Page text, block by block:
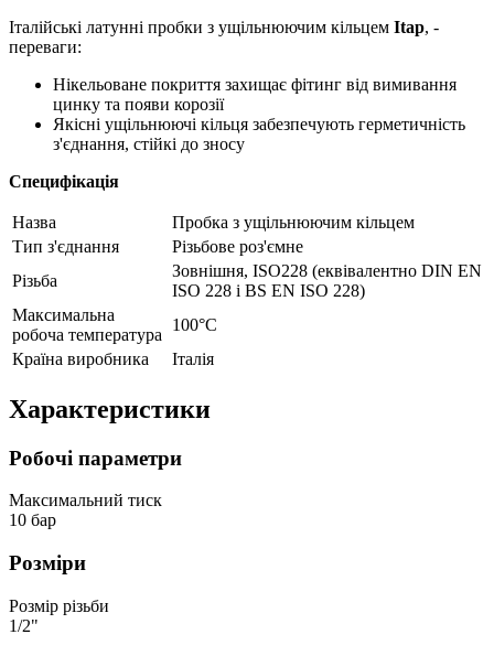
Італійські латунні пробки з ущільнюючим кільцем Itap, -
переваги:
Нікельоване покриття захищає фітинг від вимивання
цинку та появи корозії
Якісні ущільнюючі кільця забезпечують герметичність
з'єднання, стійкі до зносу
Специфікація
Назва
Пробка з ущільнюючим кільцем
Тип з'єднання
Різьбове роз'ємне
Різьба
Зовнішня, ISO228 (еквівалентно DIN EN
ISO 228 і BS EN ISO 228)
Максимальна
робоча температура
100°C
Країна виробника
Італія
Характеристики
Робочі параметри
Максимальний тиск
10 бар
Розміри
Розмір різьби
1/2"